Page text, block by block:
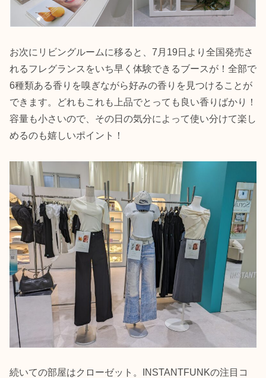
お次にリビングルームに移ると、7月19日より全国発売さ
れるフレグランスをいち早く体験できるブースが！全部で
6種類ある香りを嗅ぎながら好みの香りを見つけることが
できます。どれもこれも上品でとっても良い香りばかり！
容量も小さいので、その日の気分によって使い分けて楽し
めるのも嬉しいポイント！
続いての部屋はクローゼット。INSTANTFUNKの注目コ